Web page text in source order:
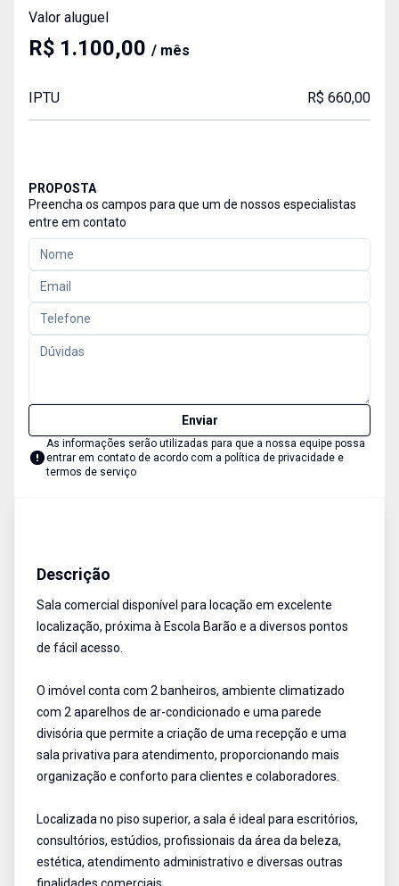
Valor aluguel
R$ 1.100,00 / mês
IPTU R$ 660,00
PROPOSTA
Preencha os campos para que um de nossos especialistas
entre em contato
Enviar
As informações serão utilizadas para que a nossa equipe possa
entrar em contato de acordo com a política de privacidade e
termos de serviço
Descrição
Sala comercial disponível para locação em excelente
localização, próxima à Escola Barão e a diversos pontos
de fácil acesso.
O imóvel conta com 2 banheiros, ambiente climatizado
com 2 aparelhos de ar-condicionado e uma parede
divisória que permite a criação de uma recepção e uma
sala privativa para atendimento, proporcionando mais
organização e conforto para clientes e colaboradores.
Localizada no piso superior, a sala é ideal para escritórios,
consultórios, estúdios, profissionais da área da beleza,
estética, atendimento administrativo e diversas outras